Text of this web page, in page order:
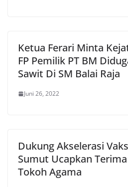
Ketua Ferari Minta
FP Pemilik PT BM
Sawit Di SM Balai Raja
Juni 26, 2022
Dukung Akselerasi
Sumut Ucapkan
Tokoh Agama